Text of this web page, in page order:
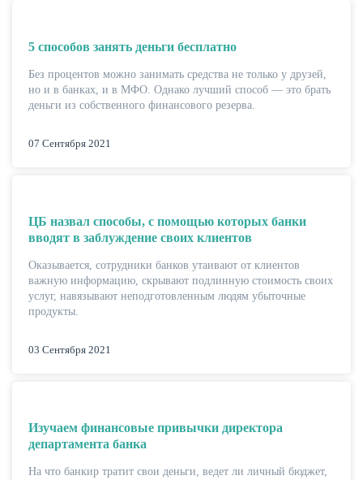
5 способов занять деньги бесплатно
Без процентов можно занимать средства не только у друзей,
но и в банках, и в МФО. Однако лучший способ — это брать
деньги из собственного финансового резерва.
07 Сентября 2021
ЦБ назвал способы, с помощью которых банки
вводят в заблуждение своих клиентов
Оказывается, сотрудники банков утаивают от клиентов
важную информацию, скрывают подлинную стоимость своих
услуг, навязывают неподготовленным людям убыточные
продукты.
03 Сентября 2021
Изучаем финансовые привычки директора
департамента банка
На что банкир тратит свои деньги, ведет ли личный бюджет,